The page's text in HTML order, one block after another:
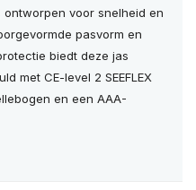
voor snelheid en
pasvorm en
biedt deze jas
met CE-level 2 SEEFLEX
en een AAA-